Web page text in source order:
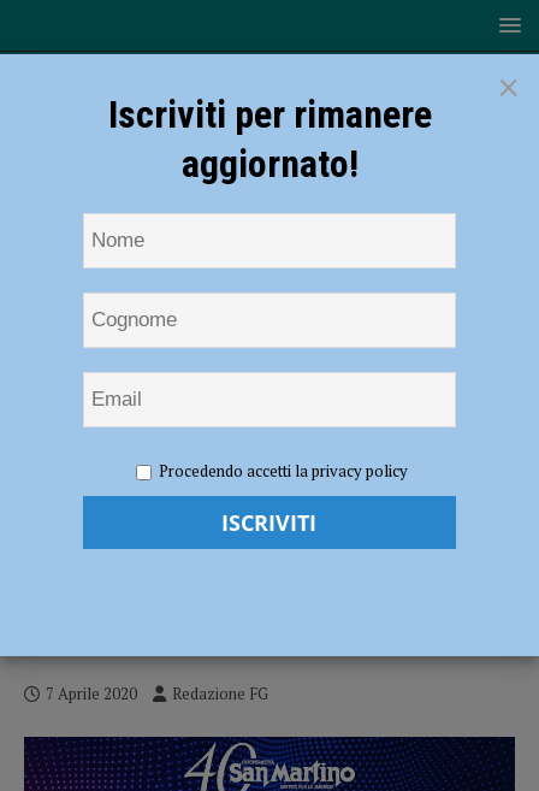
infermieri: “Fermare le attività ancora per qualche giorno o saremo noi
a fermarci”
Appello degli infermieri: “Fermare le
7 Aprile 2020 Redazione FG
×
Iscriviti per rimanere
aggiornato!
Procedendo accetti la privacy policy